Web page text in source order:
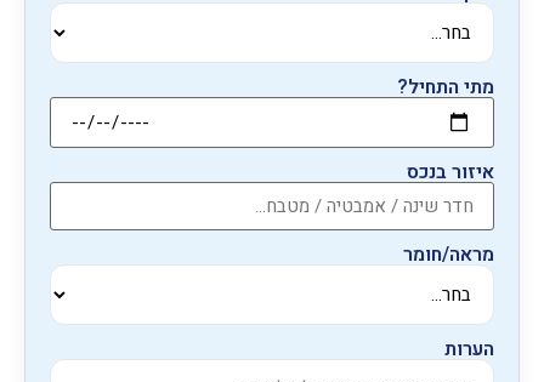
מתי התחיל?
איזור בנכס
מראה/חומר
הערות